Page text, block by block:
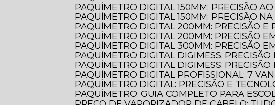
PAQUÍMETRO DIGITAL 150MM: PRECISÃO
PAQUÍMETRO DIGITAL 150MM: PRECISÃO
PAQUÍMETRO DIGITAL 200MM: PRECISÃO E
PAQUÍMETRO DIGITAL 200MM: PRECISÃO
PAQUÍMETRO DIGITAL 300MM: PRECISÃO
PAQUÍMETRO DIGITAL DIGIMESS:
PAQUÍMETRO DIGITAL DIGIMESS:
PAQUÍMETRO DIGITAL PROFISSIONAL: 7
PAQUÍMETRO DIGITAL: PRECISÃO E
PAQUÍMETRO: GUIA COMPLETO PARA